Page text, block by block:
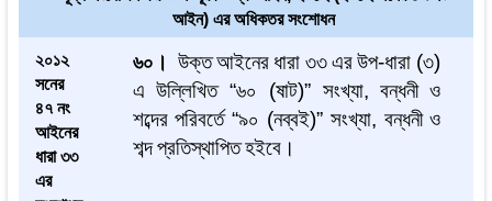
আইন) এর অধিকতর সংশোধন
২০১২
সনের
৪৭ নং
আইনের
ধারা ৩৩
এর
৬০। উক্ত আইনের ধারা ৩৩ এর উপ-ধারা (৩)
এ উল্লিখিত“৬০ (ষাট)” সংখ্যা,বন্ধনী ও
শব্দের পরিবর্তে“৯০ (নব্বই)”সংখ্যা,বন্ধনী ও
শব্দপ্রতিস্থাপিতহইবে।